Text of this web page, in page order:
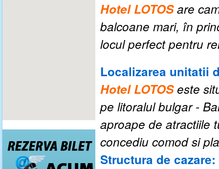
Hotel LOTOSare
balcoane mari, în
locul perfect pentru
Localizarea unitatii
Hotel LOTOSeste
pe litoralul bulgar -
aproape de atractiile
concediu comod si
Structura de cazare: